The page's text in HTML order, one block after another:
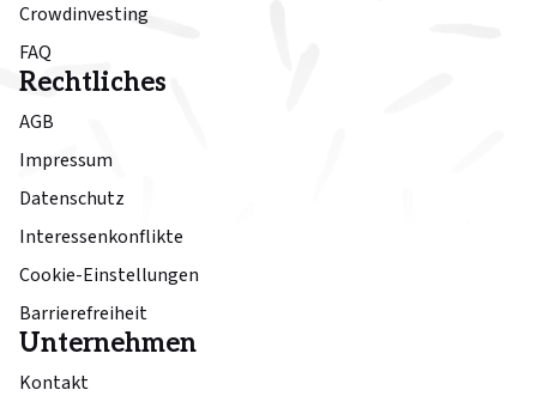
Crowdinvesting
FAQ
Unternehmen
Kontakt
Rechtliches
AGB
Impressum
Datenschutz
Interessenkonflikte
Cookie-Einstellungen
Barrierefreiheit